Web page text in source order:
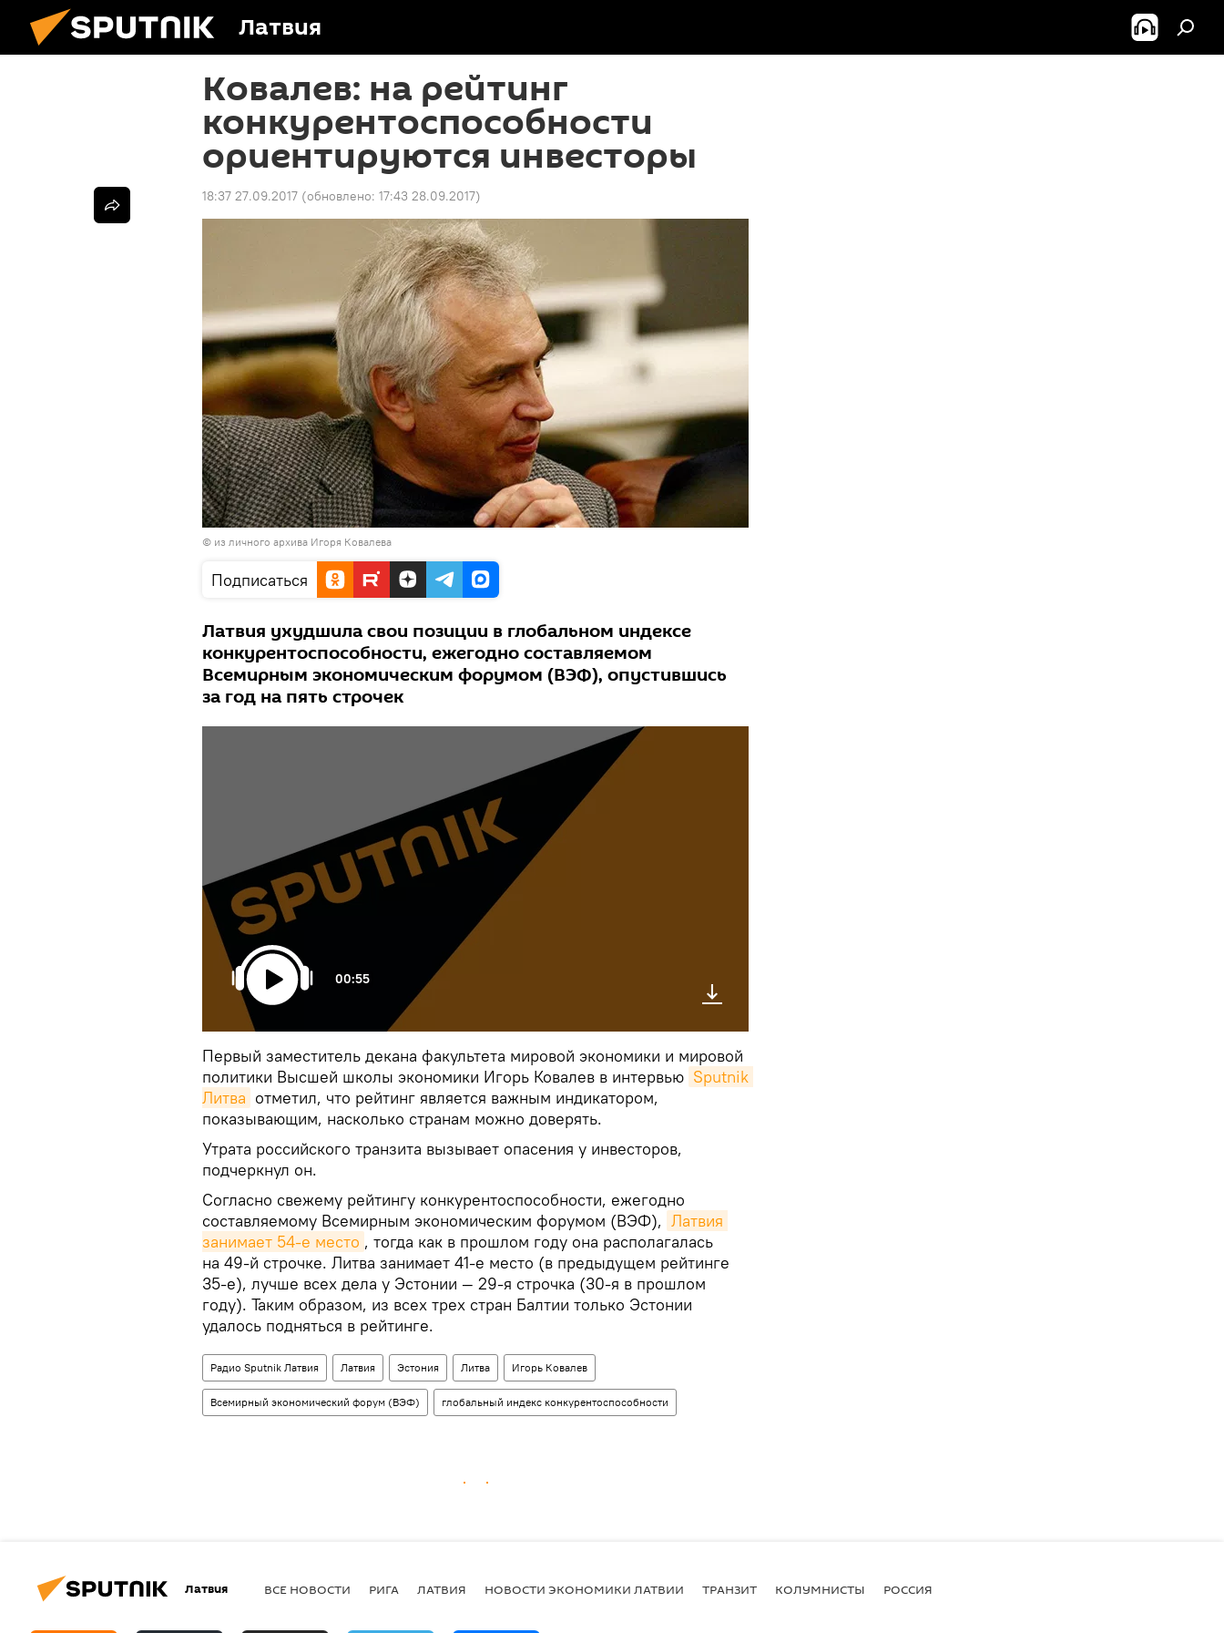
Латвия
Ковалев: на рейтинг
конкурентоспособности
ориентируются инвесторы
18:37 27.09.2017 (обновлено: 17:43 28.09.2017)
© из личного архива Игоря Ковалева
Подписаться
Латвия ухудшила свои позиции в глобальном индексе
конкурентоспособности, ежегодно составляемом
Всемирным экономическим форумом (ВЭФ), опустившись
за год на пять строчек
00:55
Первый заместитель декана факультета мировой экономики и мировой
политики Высшей школы экономики Игорь Ковалев в интервью Sputnik
Литва отметил, что рейтинг является важным индикатором,
показывающим, насколько странам можно доверять.
Утрата российского транзита вызывает опасения у инвесторов,
подчеркнул он.
Согласно свежему рейтингу конкурентоспособности, ежегодно
составляемому Всемирным экономическим форумом (ВЭФ), Латвия
занимает 54-е место , тогда как в прошлом году она располагалась
на 49-й строчке. Литва занимает 41-е место (в предыдущем рейтинге
35-е), лучше всех дела у Эстонии — 29-я строчка (30-я в прошлом
году). Таким образом, из всех трех стран Балтии только Эстонии
удалось подняться в рейтинге.
Радио Sputnik Латвия Латвия Эстония Литва Игорь Ковалев
Всемирный экономический форум (ВЭФ) глобальный индекс конкурентоспособности
Латвия ВСЕ НОВОСТИ РИГА ЛАТВИЯ НОВОСТИ ЭКОНОМИКИ ЛАТВИИ ТРАНЗИТ КОЛУМНИСТЫ РОССИЯ